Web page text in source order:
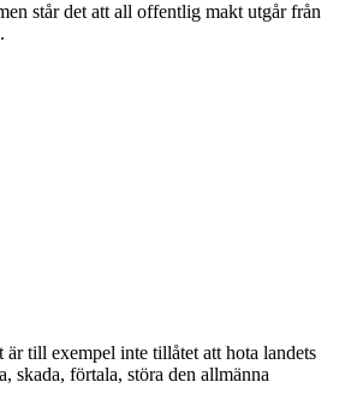
står det att all offentlig makt utgår från
till exempel inte tillåtet att hota landets
skada, förtala, störa den allmänna